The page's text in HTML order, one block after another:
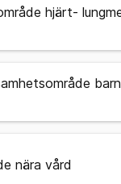
hjärt-
nära vård